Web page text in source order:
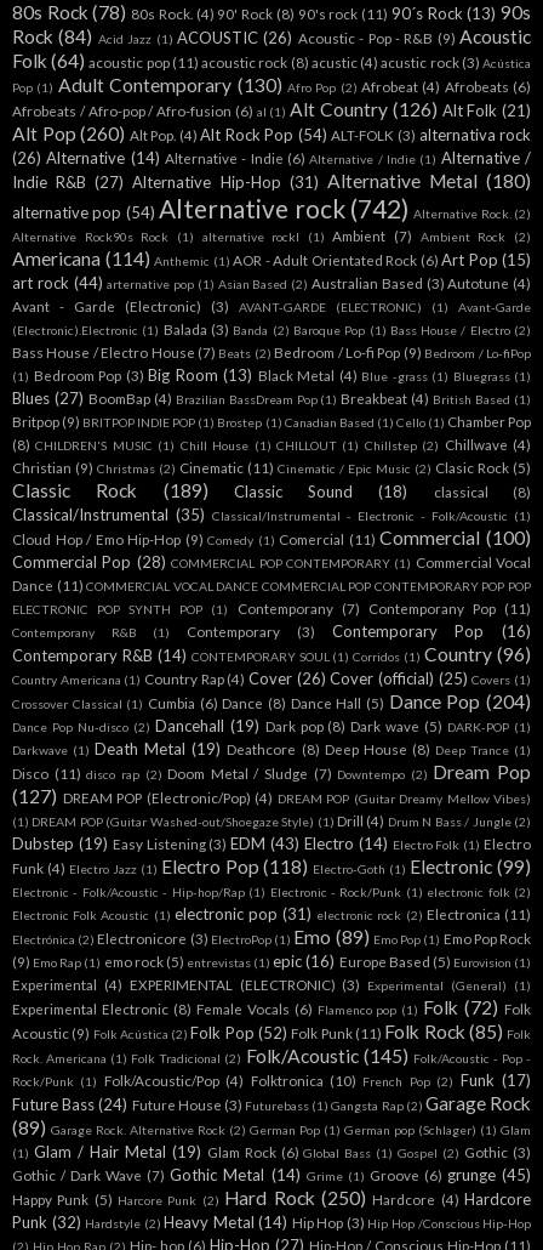
80s Rock (78) 80s Rock. (4) 90' Rock (8) 90's rock (11) 90´s Rock (13) 90s
Rock (84) Acid Jazz (1) ACOUSTIC (26) Acoustic - Pop - R&B (9) Acoustic
Folk (64) acoustic pop (11) acoustic rock (8) acustic (4) acustic rock (3) Acústica
Pop (1) Adult Contemporary (130) Afro Pop (2) Afrobeat (4) Afrobeats (6)
Afrobeats / Afro-pop / Afro-fusion (6) al (1) Alt Country (126) Alt Folk (21)
Alt Pop (260) Alt Pop. (4) Alt Rock Pop (54) ALT-FOLK (3) alternativa rock
(26) Alternative (14) Alternative - Indie (6) Alternative / Indie (1) Alternative /
Indie R&B (27) Alternative Hip-Hop (31) Alternative Metal (180)
alternative pop (54) Alternative rock (742) Alternative Rock. (2)
Alternative Rock90s Rock
(1) alternative rockl (1) Ambient (7) Ambient Rock (2)
Americana (114) Anthemic (1) AOR - Adult Orientated Rock (6) Art Pop (15)
art rock (44) arternative pop (1) Asian Based (2) Australian Based (3) Autotune (4)
Avant - Garde (Electronic)
(3) AVANT-GARDE (ELECTRONIC) (1)
Avant-Garde
(Electronic).Electronic (1) Balada (3) Banda (2) Baroque Pop (1) Bass House / Electro (2)
Bass House / Electro House (7) Beats (2) Bedroom / Lo-fi Pop (9) Bedroom / Lo-fiPop
(1) Bedroom Pop (3) Big Room (13) Black Metal (4) Blue -grass (1) Bluegrass (1)
Blues (27) BoomBap (4) Brazilian BassDream Pop (1) Breakbeat (4) British Based (1)
Britpop (9) BRITPOP INDIE POP (1) Brostep (1) Canadian Based (1) Cello (1) Chamber Pop
(8) CHILDREN'S MUSIC (1) Chill House (1) CHILLOUT (1) Chillstep (2) Chillwave (4)
Christian (9) Christmas (2) Cinematic (11) Cinematic / Epic Music (2) Clasic Rock (5)
Classic Rock (189) Classic Sound (18) classical (8)
Classical/Instrumental (35) Classical/Instrumental - Electronic - Folk/Acoustic (1)
Cloud Hop / Emo Hip-Hop (9) Comedy (1) Comercial (11) Commercial (100)
Commercial Pop (28) COMMERCIAL POP CONTEMPORARY (1) Commercial Vocal
Dance (11) COMMERCIAL VOCAL DANCE COMMERCIAL POP CONTEMPORARY POP POP
ELECTRONIC POP SYNTH POP
(1) Contemporany (7) Contemporany Pop (11)
Contemporany R&B (1) Contemporary (3) Contemporary Pop
(16)
Contemporary R&B (14) CONTEMPORARY SOUL (1) Corridos (1) Country (96)
Country Americana (1) Country Rap (4) Cover (26) Cover (official) (25) Covers (1)
Crossover Classical (1) Cumbia (6) Dance (8) Dance Hall (5) Dance Pop (204)
Dance Pop Nu-disco (2) Dancehall (19) Dark pop (8) Dark wave (5) DARK-POP (1)
Darkwave (1) Death Metal (19) Deathcore (8) Deep House (8) Deep Trance (1)
Disco (11) disco rap (2) Doom Metal / Sludge (7) Downtempo (2) Dream Pop
(127) DREAM POP (Electronic/Pop) (4) DREAM POP (Guitar Dreamy Mellow Vibes)
(1) DREAM POP (Guitar Washed-out/Shoegaze Style) (1) Drill (4) Drum N Bass / Jungle (2)
Dubstep (19) Easy Listening (3) EDM (43) Electro (14) Electro Folk (1) Electro
Funk (4) Electro Jazz (1) Electro Pop (118) Electro-Goth (1) Electronic (99)
Electronic - Folk/Acoustic - Hip-hop/Rap (1) Electronic - Rock/Punk (1) electronic folk (2)
Electronic Folk Acoustic (1) electronic pop (31) electronic rock (2) Electronica (11)
Electrónica (2) Electronicore (3) ElectroPop (1) Emo (89) Emo Pop (1) Emo Pop Rock
(9) Emo Rap (1) emo rock (5) entrevistas (1) epic (16) Europe Based (5) Eurovision (1)
Experimental (4) EXPERIMENTAL (ELECTRONIC) (3) Experimental (General) (1)
Experimental Electronic (8) Female Vocals (6) Flamenco pop (1) Folk (72) Folk
Acoustic (9) Folk Acústica (2) Folk Pop (52) Folk Punk (11) Folk Rock (85) Folk
Rock. Americana (1) Folk Tradicional (2) Folk/Acoustic (145) Folk/Acoustic - Pop -
Rock/Punk (1) Folk/Acoustic/Pop (4) Folktronica (10) French Pop (2) Funk (17)
Future Bass (24) Future House (3) Futurebass (1) Gangsta Rap (2) Garage Rock
(89) Garage Rock. Alternative Rock (2) German Pop (1) German pop (Schlager) (1) Glam
(1) Glam / Hair Metal (19) Glam Rock (6) Global Bass (1) Gospel (2) Gothic (3)
Gothic / Dark Wave (7) Gothic Metal (14) Grime (1) Groove (6) grunge (45)
Happy Punk (5) Harcore Punk (2) Hard Rock (250) Hardcore (4) Hardcore
Punk (32) Hardstyle (2) Heavy Metal (14) Hip Hop (3) Hip Hop /Conscious Hip-Hop
(2) Hip Hop Rap (2) Hip- hop (6) Hip-Hop (27) Hip-Hop / Conscious Hip-Hop (11)